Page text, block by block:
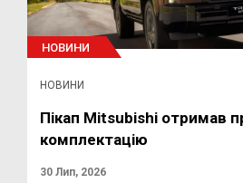
НОВИНИ
НОВИНИ
Пікап Mitsubishi отримав
комплектацію
30 Лип, 2026